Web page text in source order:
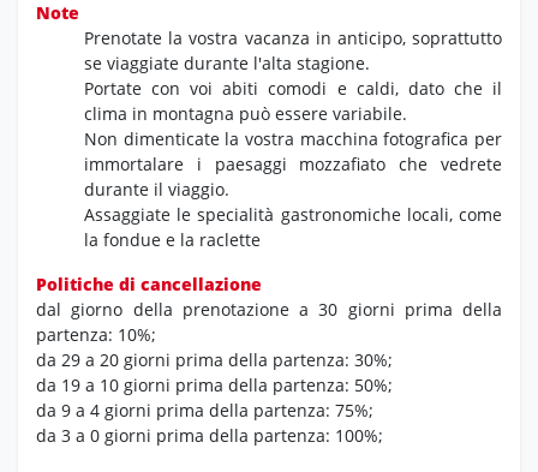
Note
Prenotate la vostra vacanza in anticipo,soprattutto
se viaggiate durante l'alta stagione.
Portate con voi abiti comodi e caldi,dato che il
clima in montagna può essere variabile.
Non dimenticate la vostra macchina fotografica per
immortalare i paesaggi mozzafiato che vedrete
durante il viaggio.
Assaggiate le specialità gastronomiche locali,come
la fondue e la raclette
Politiche di cancellazione
dal giorno della prenotazione a 30 giorni prima della
partenza: 10%;
da 29 a 20 giorni prima della partenza: 30%;
da 19 a 10 giorni prima della partenza: 50%;
da 9 a 4 giorni prima della partenza: 75%;
da 3 a 0 giorni prima della partenza: 100%;